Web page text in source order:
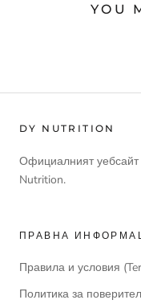
YOU
DY NUTRITION
Официалният уебсайт
Nutrition.
ПРАВНА
Правила и условия
Политика за